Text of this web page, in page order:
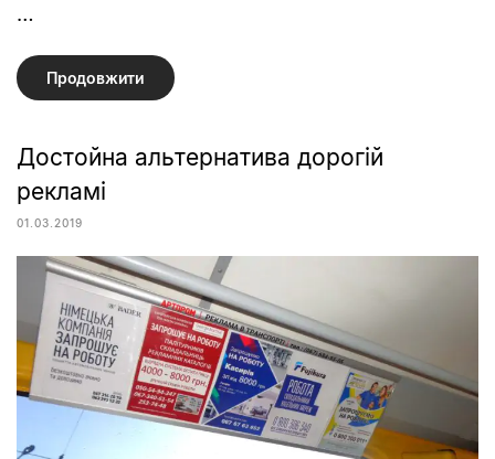
…
Продовжити
Достойна альтернатива дорогій
рекламі
01.03.2019